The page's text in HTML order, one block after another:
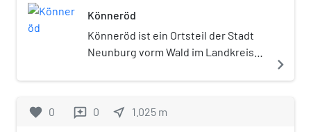
Könneröd
Könneröd ist ein Ortsteil der Stadt
Neunburg vorm Wald im Landkreis
navigate_next
favorite 0 reviews 0 near_me 1.025 m